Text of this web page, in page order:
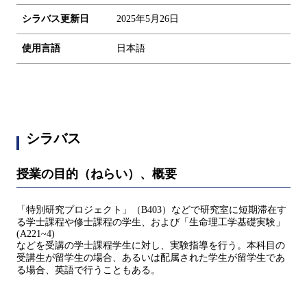
シラバス更新日 2025年5月26日
使用言語 日本語
シラバス
授業の目的（ねらい）、概要
「特別研究プロジェクト」（B403）などで研究室に短期滞在す
る学士課程や修士課程の学生、および「生命理工学基礎実験」
(A221~4)
などを受講の学士課程学生に対し、実験指導を行う。本科目の
受講生が留学生の場合、あるいは配属された学生が留学生であ
る場合、英語で行うこともある。